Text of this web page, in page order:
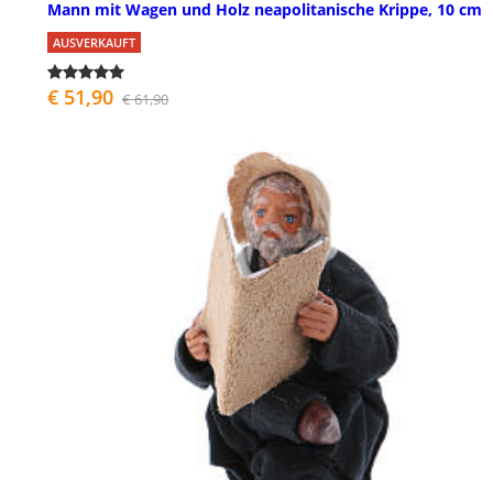
Mann mit Wagen und Holz neapolitanische Krippe, 10 cm
AUSVERKAUFT
€ 51,90 € 61,90